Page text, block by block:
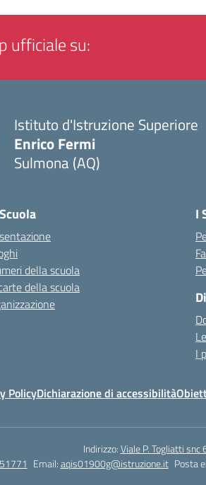
ufficiale su:
Istituto d'Istruzione Superiore
Enrico Fermi
Sulmona (AQ)
della scuola
della scuola
I
I
PolicyDichiarazione di accessibilità
Indirizzo:Viale P. Togliatti snc
Email:aqis01900g@istruzione.it Posta